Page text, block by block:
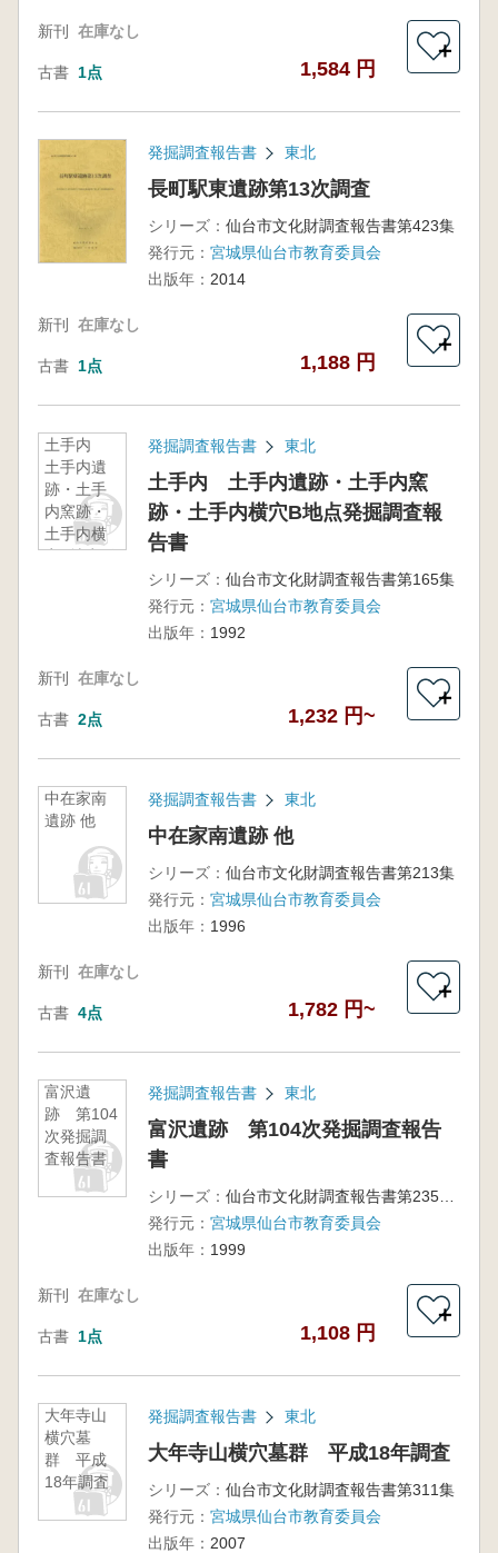
新刊 在庫なし
古書 1点 1,584 円
＋
発掘調査報告書 東北
長町駅東遺跡第13次調査
シリーズ： 仙台市文化財調査報告書第423集
発行元： 宮城県仙台市教育委員会
出版年： 2014
新刊 在庫なし
古書 1点 1,188 円
＋
土手内
土手内遺
跡・土手
内窯跡・
土手内横
穴B地点発
発掘調査報告書 東北
土手内 土手内遺跡・土手内窯
跡・土手内横穴B地点発掘調査報
告書
シリーズ： 仙台市文化財調査報告書第165集
発行元： 宮城県仙台市教育委員会
出版年： 1992
新刊 在庫なし
古書 2点 1,232 円~
＋
中在家南
遺跡 他
発掘調査報告書 東北
中在家南遺跡 他
シリーズ： 仙台市文化財調査報告書第213集
発行元： 宮城県仙台市教育委員会
出版年： 1996
新刊 在庫なし
古書 4点 1,782 円~
＋
富沢遺
跡 第104
次発掘調
査報告書
発掘調査報告書 東北
富沢遺跡 第104次発掘調査報告
書
シリーズ：
仙台市文化財調査報告書第235集
発行元： 宮城県仙台市教育委員会
出版年： 1999
新刊 在庫なし
古書 1点 1,108 円
＋
大年寺山
横穴墓
群 平成
18年調査
発掘調査報告書 東北
大年寺山横穴墓群 平成18年調査
シリーズ： 仙台市文化財調査報告書第311集
発行元： 宮城県仙台市教育委員会
出版年： 2007